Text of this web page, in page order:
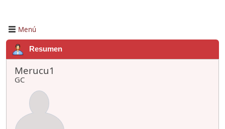
Menú
Resumen
Merucu1
GC